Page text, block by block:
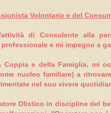
Volontario e del
di Consulente alla
e mi impegno a
Coppia e della Famiglia, mi
nucleo familiare) a
nel suo vivere
Olistico in discipline del